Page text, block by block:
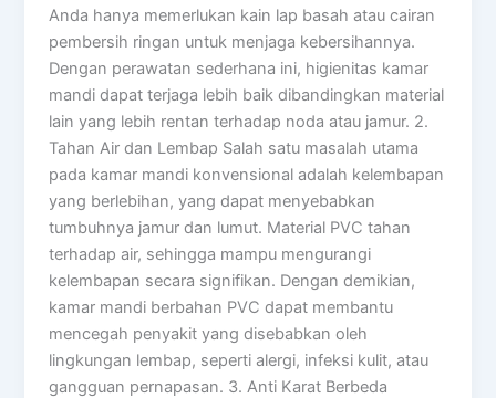
Anda hanya memerlukan kain lap basah atau cairan
pembersih ringan untuk menjaga kebersihannya.
Dengan perawatan sederhana ini, higienitas kamar
mandi dapat terjaga lebih baik dibandingkan material
lain yang lebih rentan terhadap noda atau jamur. 2.
Tahan Air dan Lembap Salah satu masalah utama
pada kamar mandi konvensional adalah kelembapan
yang berlebihan, yang dapat menyebabkan
tumbuhnya jamur dan lumut. Material PVC tahan
terhadap air, sehingga mampu mengurangi
kelembapan secara signifikan. Dengan demikian,
kamar mandi berbahan PVC dapat membantu
mencegah penyakit yang disebabkan oleh
lingkungan lembap, seperti alergi, infeksi kulit, atau
gangguan pernapasan. 3. Anti Karat Berbeda